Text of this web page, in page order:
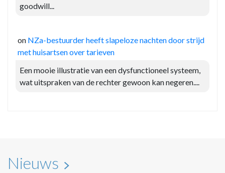
goodwill...
on NZa-bestuurder heeft slapeloze nachten door strijd
met huisartsen over tarieven
Een mooie illustratie van een dysfunctioneel systeem,
wat uitspraken van de rechter gewoon kan negeren....
Nieuws